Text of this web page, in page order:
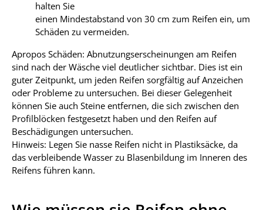
halten Sie
einen Mindestabstand von 30 cm zum Reifen ein, um
Schäden zu vermeiden.
Apropos Schäden: Abnutzungserscheinungen am Reifen
sind nach der Wäsche viel deutlicher sichtbar. Dies ist ein
guter Zeitpunkt, um jeden Reifen sorgfältig auf Anzeichen
oder Probleme zu untersuchen. Bei dieser Gelegenheit
können Sie auch Steine entfernen, die sich zwischen den
Profilblöcken festgesetzt haben und den Reifen auf
Beschädigungen untersuchen.
Hinweis: Legen Sie nasse Reifen nicht in Plastiksäcke, da
das verbleibende Wasser zu Blasenbildung im Inneren des
Reifens führen kann.